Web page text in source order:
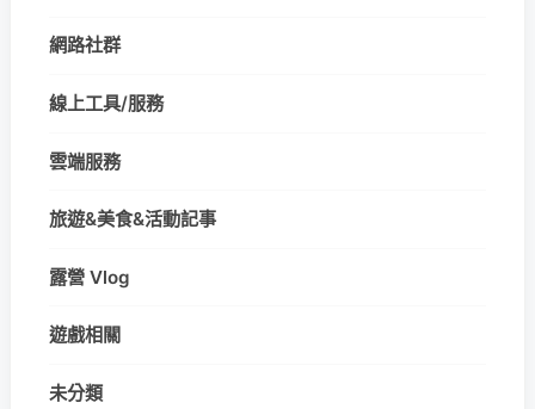
網路社群
線上工具/服務
雲端服務
旅遊&美食&活動記事
露營 Vlog
遊戲相關
未分類